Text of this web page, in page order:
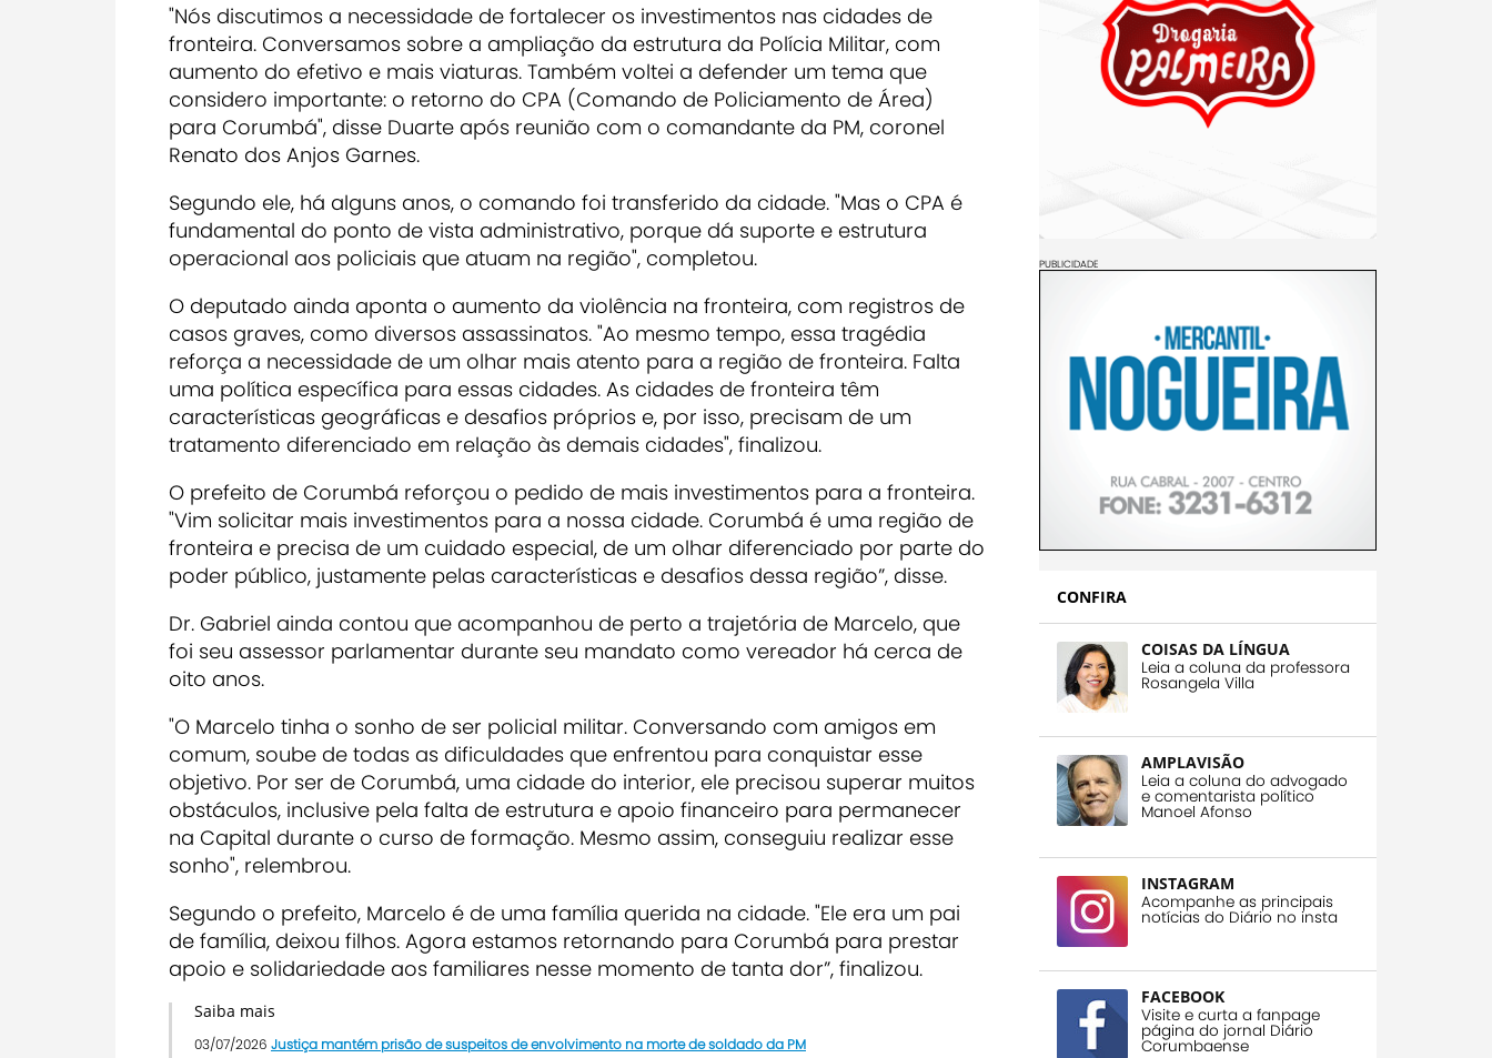
"Nós discutimos a necessidade de fortalecer os investimentos nas cidades de
fronteira. Conversamos sobre a ampliação da estrutura da Polícia Militar, com
aumento do efetivo e mais viaturas. Também voltei a defender um tema que
considero importante: o retorno do CPA (Comando de Policiamento de Área)
para Corumbá", disse Duarte após reunião com o comandante da PM, coronel
Renato dos Anjos Garnes.
Segundo ele, há alguns anos, o comando foi transferido da cidade. "Mas o CPA é
fundamental do ponto de vista administrativo, porque dá suporte e estrutura
operacional aos policiais que atuam na região", completou.
O deputado ainda aponta o aumento da violência na fronteira, com registros de
casos graves, como diversos assassinatos. "Ao mesmo tempo, essa tragédia
reforça a necessidade de um olhar mais atento para a região de fronteira. Falta
uma política específica para essas cidades. As cidades de fronteira têm
características geográficas e desafios próprios e, por isso, precisam de um
tratamento diferenciado em relação às demais cidades", finalizou.
O prefeito de Corumbá reforçou o pedido de mais investimentos para a fronteira.
"Vim solicitar mais investimentos para a nossa cidade. Corumbá é uma região de
fronteira e precisa de um cuidado especial, de um olhar diferenciado por parte do
poder público, justamente pelas características e desafios dessa região”, disse.
Dr. Gabriel ainda contou que acompanhou de perto a trajetória de Marcelo, que
foi seu assessor parlamentar durante seu mandato como vereador há cerca de
oito anos.
"O Marcelo tinha o sonho de ser policial militar. Conversando com amigos em
comum, soube de todas as dificuldades que enfrentou para conquistar esse
objetivo. Por ser de Corumbá, uma cidade do interior, ele precisou superar muitos
obstáculos, inclusive pela falta de estrutura e apoio financeiro para permanecer
na Capital durante o curso de formação. Mesmo assim, conseguiu realizar esse
sonho", relembrou.
Segundo o prefeito, Marcelo é de uma família querida na cidade. "Ele era um pai
de família, deixou filhos. Agora estamos retornando para Corumbá para prestar
apoio e solidariedade aos familiares nesse momento de tanta dor”, finalizou.
Saiba mais
03/07/2026 Justiça mantém prisão de suspeitos de envolvimento na morte de soldado da PM
PUBLICIDADE
CONFIRA
COISAS DA LÍNGUA
Leia a coluna da professora
Rosangela Villa
AMPLAVISÃO
Leia a coluna do advogado
e comentarista político
Manoel Afonso
INSTAGRAM
Acompanhe as principais
notícias do Diário no insta
FACEBOOK
Visite e curta a fanpage
página do jornal Diário
Corumbaense